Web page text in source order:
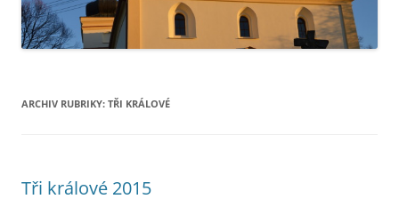
ARCHIV RUBRIKY: TŘI KRÁLOVÉ
Tři králové 2015